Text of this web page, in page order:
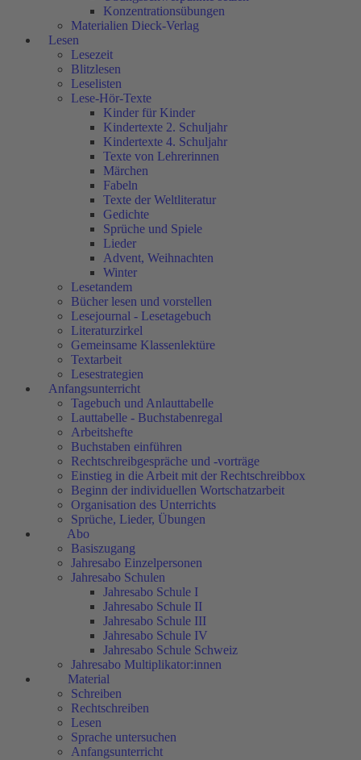
Konzentrationsübungen
Materialien Dieck-Verlag
Lesen
Lesezeit
Blitzlesen
Leselisten
Lese-Hör-Texte
Kinder für Kinder
Kindertexte 2. Schuljahr
Kindertexte 4. Schuljahr
Texte von Lehrerinnen
Märchen
Fabeln
Texte der Weltliteratur
Gedichte
Sprüche und Spiele
Lieder
Advent, Weihnachten
Winter
Lesetandem
Bücher lesen und vorstellen
Lesejournal - Lesetagebuch
Literaturzirkel
Gemeinsame Klassenlektüre
Textarbeit
Lesestrategien
Anfangsunterricht
Tagebuch und Anlauttabelle
Lauttabelle - Buchstabenregal
Arbeitshefte
Buchstaben einführen
Rechtschreibgespräche und -vorträge
Einstieg in die Arbeit mit der Rechtschreibbox
Beginn der individuellen Wortschatzarbeit
Organisation des Unterrichts
Sprüche, Lieder, Übungen
Abo
Basiszugang
Jahresabo Einzelpersonen
Jahresabo Schulen
Jahresabo Schule I
Jahresabo Schule II
Jahresabo Schule III
Jahresabo Schule IV
Jahresabo Schule Schweiz
Jahresabo Multiplikator:innen
Material
Schreiben
Rechtschreiben
Lesen
Sprache untersuchen
Anfangsunterricht